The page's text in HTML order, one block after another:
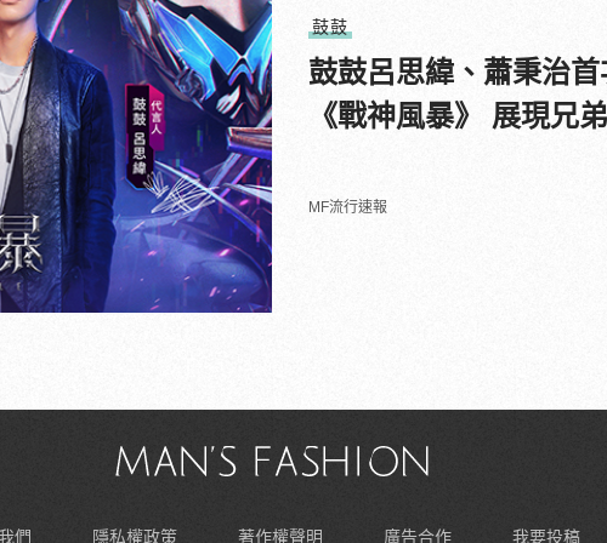
鼓鼓
鼓鼓呂思緯、蕭秉治
《戰神風暴》 展現兄
MF流行速報
們 隱私權政策 著作權聲明 廣告合作 我要投稿